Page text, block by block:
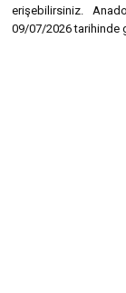
erişebilirsiniz.
09/07/2026 tarihinde